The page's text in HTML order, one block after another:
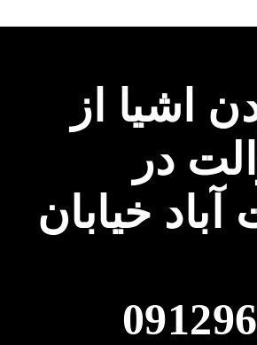
اشیا از
در
خیابان